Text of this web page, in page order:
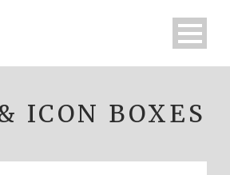
ICON BOXES